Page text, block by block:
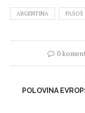
ARGENTINA PASOŠ
0
POLOVINA